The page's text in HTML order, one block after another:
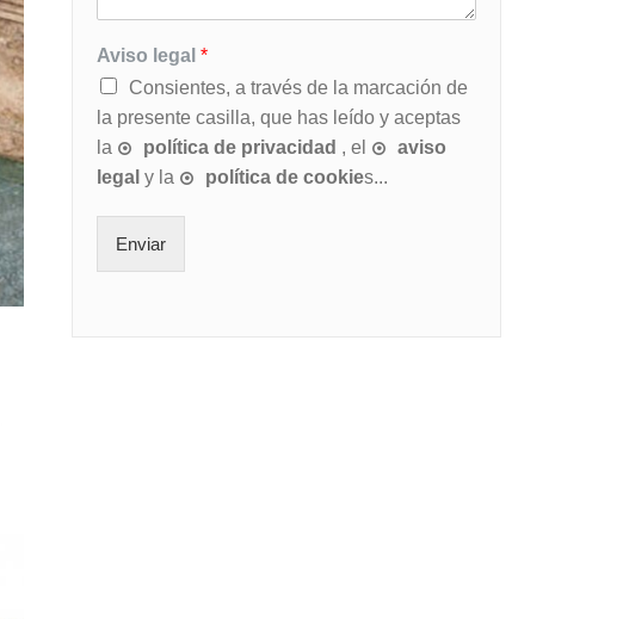
Aviso legal *
Consientes, a través de la marcación de
la presente casilla, que has leído y aceptas
la
política de privacidad , el
aviso
legal y la política de cookies...
Enviar